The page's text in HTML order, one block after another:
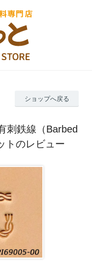
ショップへ戻る
刺鉄線（Barbed
トのレビュー